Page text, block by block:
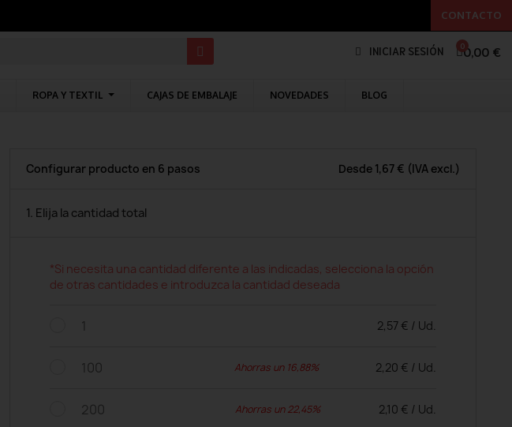
CONTACTO
INICIAR SESIÓN 0,00 €
ROPA Y TEXTIL CAJAS DE EMBALAJE NOVEDADES BLOG
Configurar producto en 6 pasos Desde 1,67 € (IVA excl.)
1. Elija la cantidad total
*Si necesita una cantidad diferente a las indicadas, selecciona la opción
de otras cantidades e introduzca la cantidad deseada
1 2,57 € / Ud.
100 Ahorras un 16,88% 2,20 € / Ud.
200 Ahorras un 22,45% 2,10 € / Ud.